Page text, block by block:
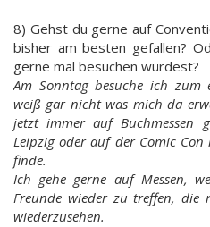
8) Gehst du gerne auf
bisher am besten gefallen?
gerne mal besuchen würdest?
Am Sonntag besuche ich
weiß gar nicht was mich da
jetzt immer auf Buchmessen
Leipzig oder auf der Comic
finde.
Ich gehe gerne auf Messen,
Freunde wieder zu treffen, die
wiederzusehen.